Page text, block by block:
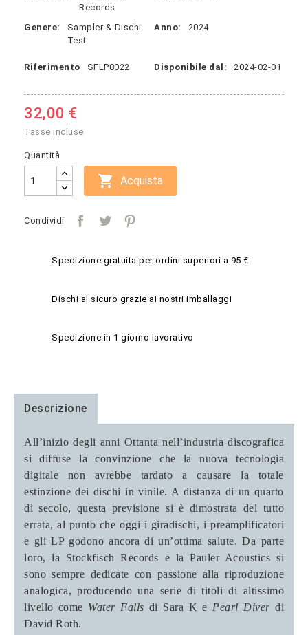
Records
Genere:
Sampler & Dischi
Test
Anno: 2024
Riferimento SFLP8022 Disponibile dal: 2024-02-01
32,00 €
Tasse incluse
Quantità
 Acquista
Condividi
Spedizione gratuita per ordini superiori a 95 €
Dischi al sicuro grazie ai nostri imballaggi
Spedizione in 1 giorno lavorativo
Descrizione
All’inizio degli anni Ottanta nell’industria discografica
si diffuse la convinzione che la nuova tecnologia
digitale non avrebbe tardato a causare la totale
estinzione dei dischi in vinile. A distanza di un quarto
di secolo, questa previsione si è dimostrata del tutto
errata, al punto che oggi i giradischi, i preamplificatori
e gli LP godono ancora di un’ottima salute. Da parte
loro, la Stockfisch Records e la Pauler Acoustics si
sono sempre dedicate con passione alla riproduzione
analogica, producendo una serie di titoli di altissimo
livello come Water Falls di Sara K e Pearl Diverdi
David Roth.